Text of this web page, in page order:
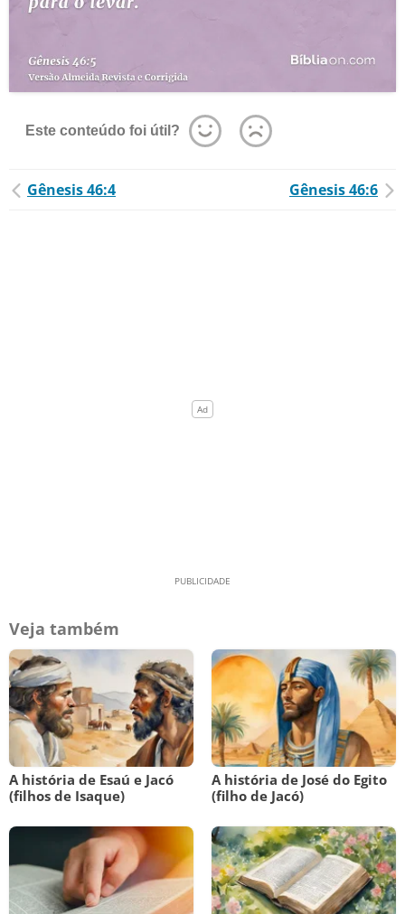
Este conteúdo foi útil?
Gênesis 46:4 Gênesis 46:6
Veja também
A história de Esaú e Jacó
(filhos de Isaque)
A história de José do Egito
(filho de Jacó)